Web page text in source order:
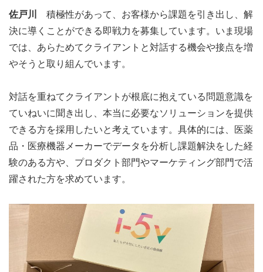
佐戸川 積極性があって、お客様から課題を引き出し、解
決に導くことができる即戦力を募集しています。いま現場
では、あらためてクライアントと対話する機会や接点を増
やそうと取り組んでいます。
対話を重ねてクライアントが根底に抱えている問題意識を
ていねいに聞き出し、本当に必要なソリューションを提供
できる方を採用したいと考えています。具体的には、医薬
品・医療機器メーカーでデータを分析し課題解決をした経
験のある方や、プロダクト部門やマーケティング部門で活
躍された方を求めています。